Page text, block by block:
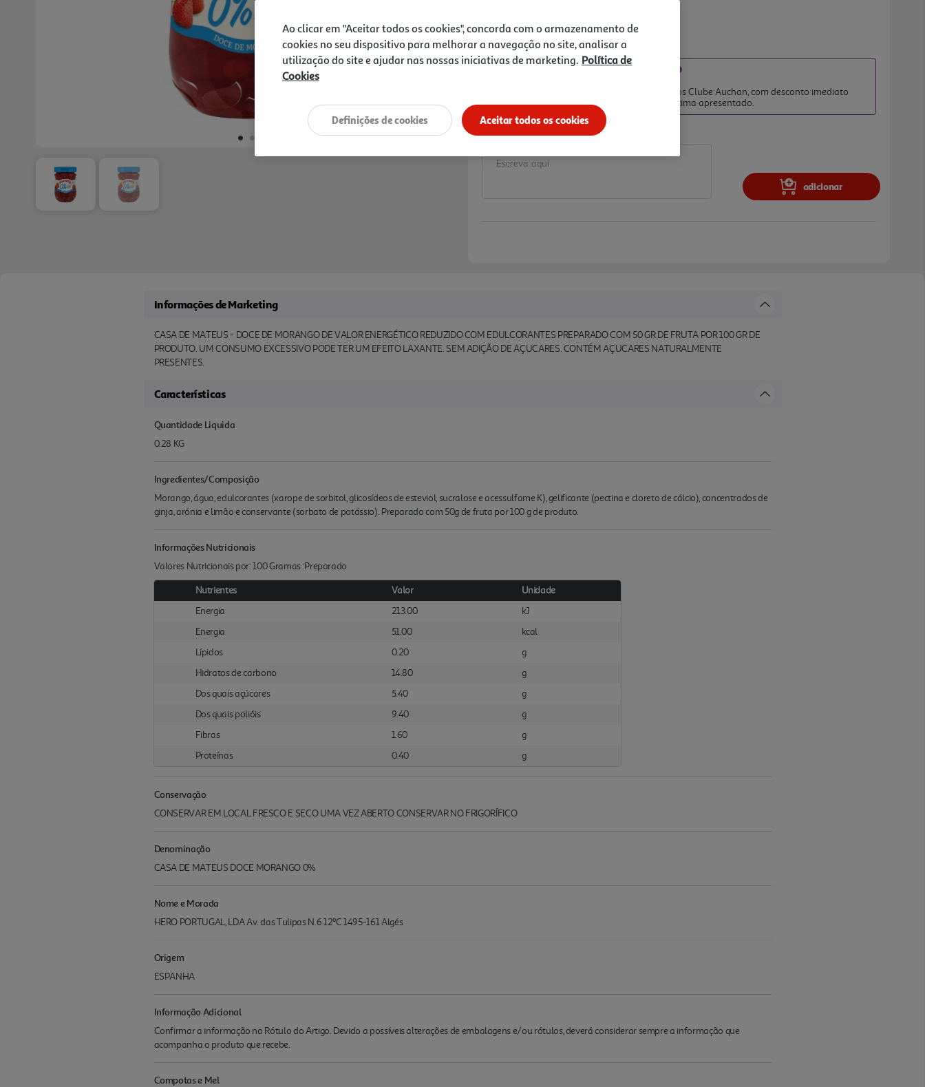
Price reduced from
to
3,00 €
de 30/7/2026 a 18/8/2026
6% DESCONTO IMEDIATO INCLUÍDO
Preço exclusivo para clientes membros Clube Auchan, com desconto imediato
aplicado já refletido no preço final acima apresentado.
adicionar
Informações de Marketing
CASA DE MATEUS - DOCE DE MORANGO DE VALOR ENERGÉTICO REDUZIDO COM EDULCORANTES PREPARADO COM 50 GR DE FRUTA POR 100 GR DE
PRODUTO. UM CONSUMO EXCESSIVO PODE TER UM EFEITO LAXANTE. SEM ADIÇÃO DE AÇUCARES. CONTÉM AÇUCARES NATURALMENTE
PRESENTES.
Características
Quantidade Liquida
0.28 KG
Ingredientes/Composição
Morango, água, edulcorantes (xarope de sorbitol, glicosídeos de esteviol, sucralose e acessulfame K), gelificante (pectina e cloreto de cálcio), concentrados de
ginja, arónia e limão e conservante (sorbato de potássio). Preparado com 50g de fruta por 100 g de produto.
Informações Nutricionais
Valores Nutricionais por: 100 Gramas :Preparado
Nutrientes Valor
Unidade
Energia
213.00
kJ
Energia
51.00
kcal
Lípidos
0.20
g
Hidratos de carbono
14.80
g
Dos quais açúcares
5.40
g
Dos quais polióis
9.40
g
Fibras
1.60
g
Proteínas
0.40 g
Conservação
CONSERVAR EM LOCAL FRESCO E SECO UMA VEZ ABERTO CONSERVAR NO FRIGORÍFICO
Denominação
CASA DE MATEUS DOCE MORANGO 0%
Nome e Morada
HERO PORTUGAL, LDA Av. das Tulipas N.6 12ºC 1495-161 Algés
Origem
ESPANHA
Informação Adicional
Confirmar a informação no Rótulo do Artigo. Devido a possíveis alterações de embalagens e/ou rótulos, deverá considerar sempre a informação que
acompanha o produto que recebe.
Compotas e Mel
Ao clicar em "Aceitar todos os cookies", concorda com o armazenamento de
cookies no seu dispositivo para melhorar a navegação no site, analisar a
utilização do site e ajudar nas nossas iniciativas de marketing. Política de
Cookies
Aceitar todos os cookies
Definições de cookies